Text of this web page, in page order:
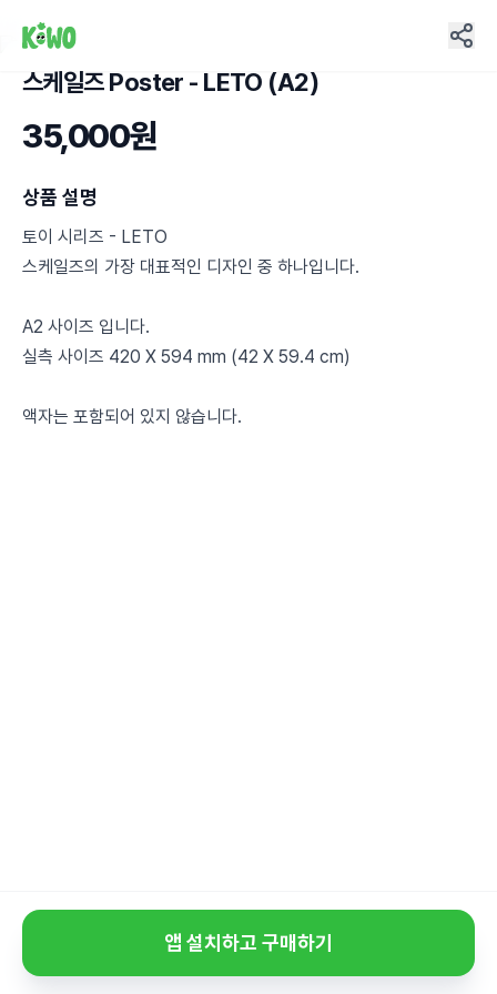
스케일즈 Poster - LETO (A2)
35,000원
상품 설명
토이 시리즈 - LETO
스케일즈의 가장 대표적인 디자인 중 하나입니다.
A2 사이즈 입니다.
실측 사이즈 420 X 594 mm (42 X 59.4 cm)
액자는 포함되어 있지 않습니다.
앱 설치하고 구매하기